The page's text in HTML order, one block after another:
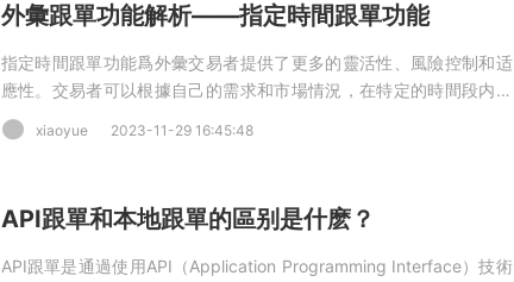
外彙跟單功能解析——指定時間跟單功能
指定時間跟單功能爲外彙交易者提供了更多的靈活性、風險控制和适
應性。交易者可以根據自己的需求和市場情況，在特定的時間段内跟
随信号源的交易操作。
xiaoyue 2023-11-29 16:45:48
API跟單和本地跟單的區别是什麽？
API跟單是通過使用API（Application Programming Interface）技術